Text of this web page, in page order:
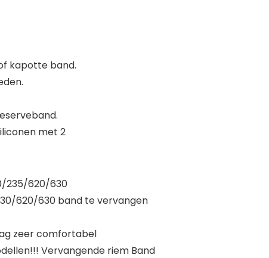
kapotte band.
met 2
235/620/630
620/630 band te vervangen
zeer comfortabel
Vervangende riem Band